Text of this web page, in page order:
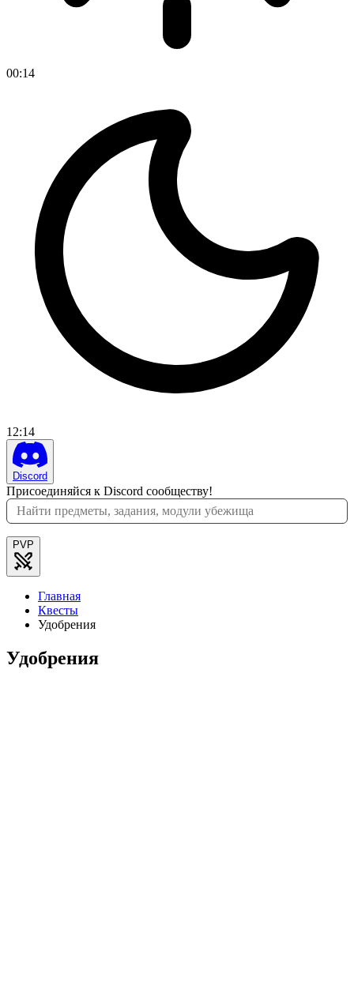
00:14
12:14
Discord
Присоединяйся к Discord сообществу!
PVP
Главная
Квесты
Удобрения
Удобрения